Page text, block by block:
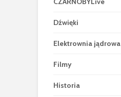
Dźwięki
Elektrownia jądrowa
Filmy
Historia